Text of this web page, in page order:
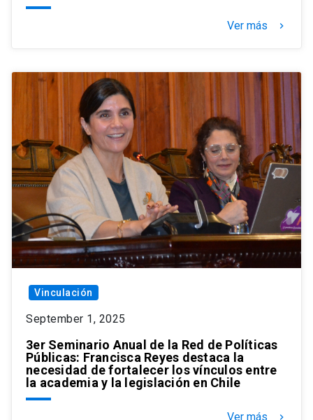
Ver más keyboard_arrow_right
Vinculación
September 1, 2025
3er Seminario Anual de la Red de Políticas
Públicas: Francisca Reyes destaca la
necesidad de fortalecer los vínculos entre
la academia y la legislación en Chile
Ver más keyboard_arrow_right